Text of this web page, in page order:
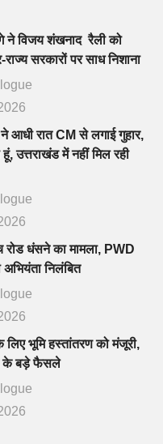
ने विजय शंखनाद रैली को
सरकारों पर साध निशाना
रात CM से लगाई गुहार,
उत्तराखंड में नहीं मिल रही
रोड धंसने का मामला, PWD
निलंबित
के लिए भूमि हस्तांतरण को मंजूरी,
के बड़े फैसले